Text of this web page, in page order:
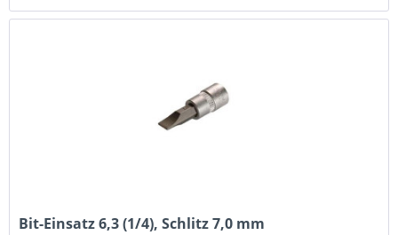
Bit-Einsatz 6,3 (1/4), Schlitz 7,0 mm